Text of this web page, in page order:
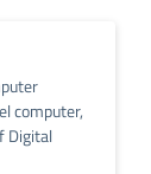
computer,
Digital